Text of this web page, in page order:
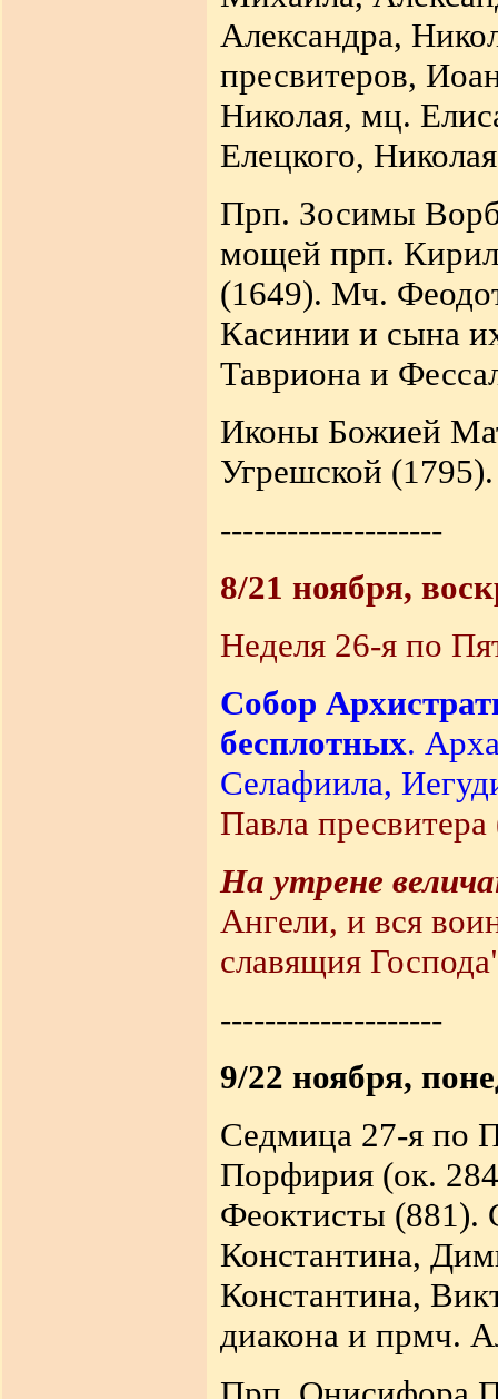
Александра,
пресвитеров,
Николая, мц.
Елецкого,
Прп. Зосимы
мощей прп.
(1649). Мч.
Касинии и сына
Тавриона и
Иконы Божией
Угрешской (1795).
--------------------
8/21 ноября,
Неделя 26-я по
Собор
бесплотных.
Селафиила,
Павла
На утрене
Ангели, и вся
славящия
--------------------
9/22 ноября,
Седмица 27-я по
Порфирия (ок.
Феоктисты (881).
Константина,
Константина,
диакона и прмч.